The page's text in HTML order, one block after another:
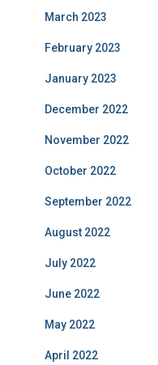
March 2023
February 2023
January 2023
December 2022
November 2022
October 2022
September 2022
August 2022
July 2022
June 2022
May 2022
April 2022